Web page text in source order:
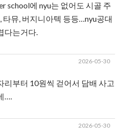
school에 nyu는 없어도 시골 주
뮤, 버지니아텍 등등…nyu공대
다는거다.
2026-05-30
리부터 10원씩 걷어서 담배 사고
….
2026-05-30